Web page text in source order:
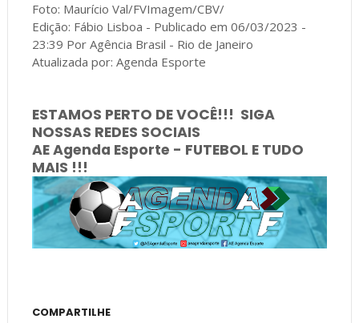
Foto: Maurício Val/FVImagem/CBV/
Edição: Fábio Lisboa - Publicado em 06/03/2023 -
23:39 Por Agência Brasil - Rio de Janeiro
Atualizada por: Agenda Esporte
ESTAMOS PERTO DE VOCÊ!!! SIGA
NOSSAS REDES SOCIAIS
AE Agenda Esporte - FUTEBOL E TUDO
MAIS !!!
COMPARTILHE